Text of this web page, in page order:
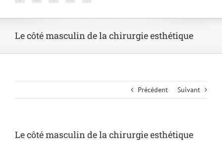
Le côté masculin de la chirurgie esthétique
Précédent Suivant
Le côté masculin de la chirurgie esthétique